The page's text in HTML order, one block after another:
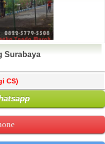
Surabaya
CS)